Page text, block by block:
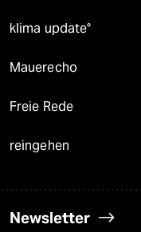
klima update°
Mauerecho
Freie Rede
reingehen
Newsletter